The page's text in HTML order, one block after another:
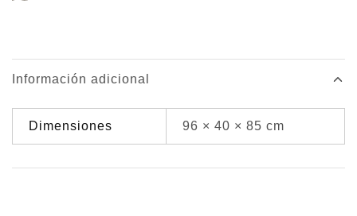
Información adicional
Dimensiones 96 × 40 × 85 cm